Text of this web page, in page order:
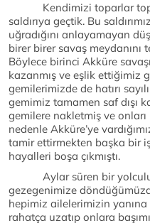
Kendimizi toparlar
saldırıya geçtik. Bu
uğradığını anlayamayan
birer birer savaş meydanını
Böylece birinci Akküre
kazanmış ve eşlik ettiğimiz
gemilerimizde de hatırı
gemimiz tamamen saf dışı
gemilere nakletmiş ve
nedenle Akküre’ye
tamir ettirmekten başka bir
hayalleri boşa çıkmıştı.
Aylar süren bir
gezegenimize
hepimiz ailelerimizin yanına
rahatça uzatıp onlara